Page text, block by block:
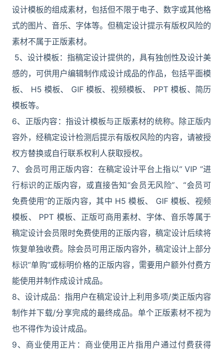
设计模板的组成素材，包括但不限于电子、数字或其他格
式的图片、音乐、字体等。但稿定设计提示有版权风险的
素材不属于正版素材。
5、设计模板：指稿定设计提供的，具有独创性及设计美
感的，可供用户编辑制作成设计成品的作品，包括平面模
板、 H5 模板、 GIF 模板、视频模板、 PPT 模板、简历
模板等。
6、正版内容：指设计模板与正版素材的统称。除正版内
容外，经稿定设计检测后提示有版权风险的内容，请被授
权方替换或自行联系权利人获取授权。
7、会员可用正版内容：在稿定设计平台上指以“ VIP ”进
行标识的正版内容，或直接告知“会员无风险”、“会员可
免费使用”的正版内容，其中 H5 模板、 GIF 模板、视频
模板、 PPT 模板、正版可商用素材、字体、音乐等属于
稿定设计会员限时免费使用的正版内容，稿定设计后续将
恢复单独收费。除会员可用正版内容外，稿定设计上部分
标识“单购”或标明价格的正版内容，需要用户额外付费方
能使用并制作成设计成品。
8、设计成品：指用户在稿定设计上利用多项/类正版内容
制作并下载/分享完成的最终成品。单个正版素材不视为
也不得作为设计成品。
9、商业使用正片：商业使用正片指用户通过付费获得